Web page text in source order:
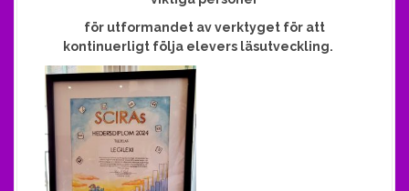
för utformandet av verktyget för att
kontinuerligt följa elevers läsutveckling.